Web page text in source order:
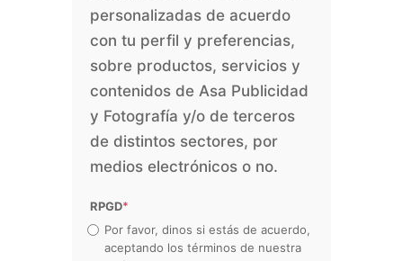
personalizadas de acuerdo
con tu perfil y preferencias,
sobre productos, servicios y
contenidos de Asa Publicidad
y Fotografía y/o de terceros
de distintos sectores, por
medios electrónicos o no.
RPGD*
Por favor, dinos si estás de acuerdo,
aceptando los términos de nuestra